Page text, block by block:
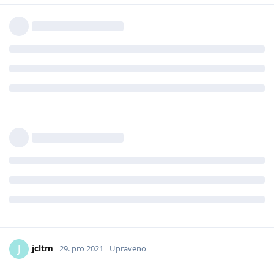
J jcltm 29. pro 2021 Upraveno